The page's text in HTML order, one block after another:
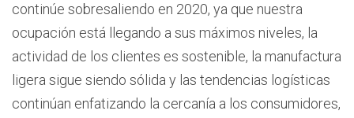
continúe sobresaliendo en 2020, ya que nuestra
ocupación está llegando a sus máximos niveles, la
actividad de los clientes es sostenible, la manufactura
ligera sigue siendo sólida y las tendencias logísticas
continúan enfatizando la cercanía a los consumidores,